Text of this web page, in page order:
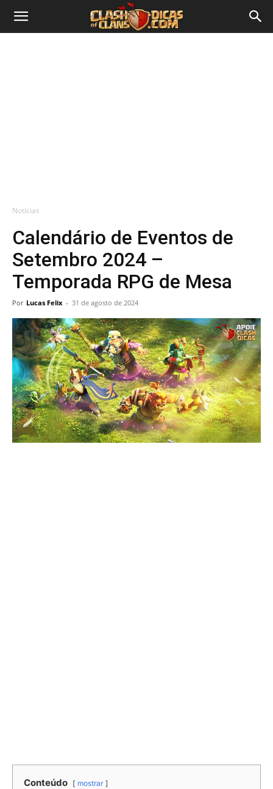
Notícias
Calendário de Eventos de
Setembro 2024 –
Temporada RPG de Mesa
Por Lucas Felix - 31 de agosto de 2024
Conteúdo mostrar